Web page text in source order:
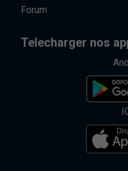
Forum
Telecharger nos